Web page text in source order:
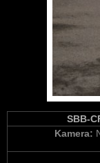
SBB-
Kamera: